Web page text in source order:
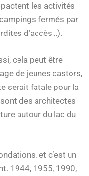
les activités
fermés par
d’accès…).
cela peut être
de jeunes castors,
serait fatale pour la
des architectes
autour du lac du
et c’est un
1944, 1955, 1990,